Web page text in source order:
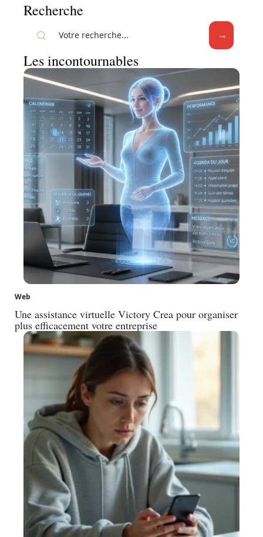
Recherche
Les incontournables
Web
Une assistance virtuelle Victory Crea pour organiser
plus efficacement votre entreprise